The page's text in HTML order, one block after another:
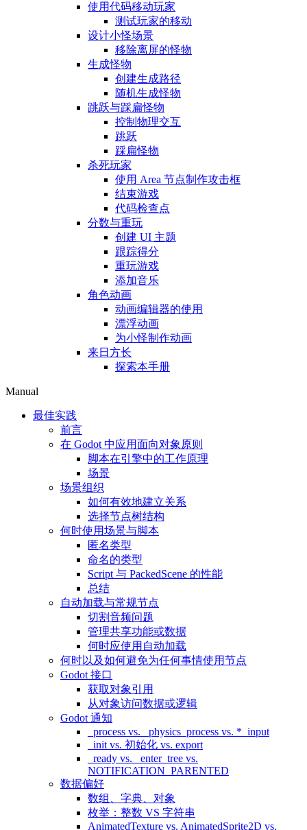
使用代码移动玩家
测试玩家的移动
设计小怪场景
移除离屏的怪物
生成怪物
创建生成路径
随机生成怪物
跳跃与踩扁怪物
控制物理交互
跳跃
踩扁怪物
杀死玩家
使用 Area 节点制作攻击框
结束游戏
代码检查点
分数与重玩
创建 UI 主题
跟踪得分
重玩游戏
添加音乐
角色动画
动画编辑器的使用
漂浮动画
为小怪制作动画
来日方长
探索本手册
Manual
最佳实践
前言
在 Godot 中应用面向对象原则
脚本在引擎中的工作原理
场景
场景组织
如何有效地建立关系
选择节点树结构
何时使用场景与脚本
匿名类型
命名的类型
Script 与 PackedScene 的性能
总结
自动加载与常规节点
切割音频问题
管理共享功能或数据
何时应使用自动加载
何时以及如何避免为任何事情使用节点
Godot 接口
获取对象引用
从对象访问数据或逻辑
Godot 通知
_process vs. _physics_process vs. *_input
_init vs. 初始化 vs. export
_ready vs. _enter_tree vs.
NOTIFICATION_PARENTED
数据偏好
数组、字典、对象
枚举：整数 VS 字符串
AnimatedTexture vs. AnimatedSprite2D vs.